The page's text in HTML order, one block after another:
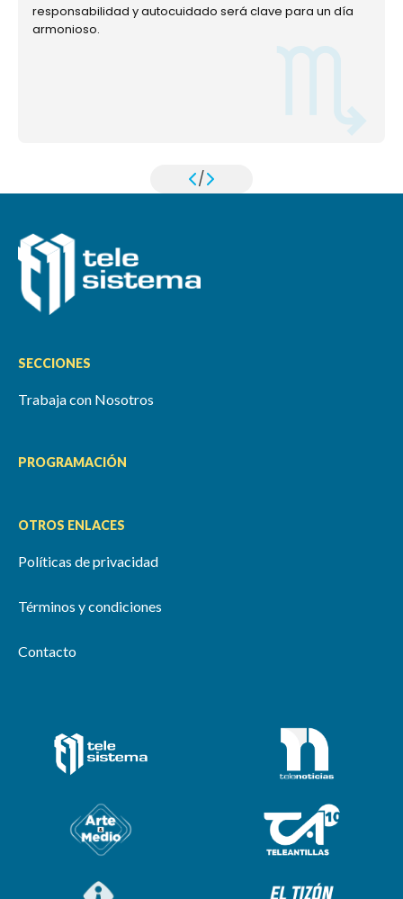
responsabilidad y autocuidado será clave para un día
armonioso.
/
SECCIONES
Trabaja con Nosotros
PROGRAMACIÓN
OTROS ENLACES
Políticas de privacidad
Términos y condiciones
Contacto